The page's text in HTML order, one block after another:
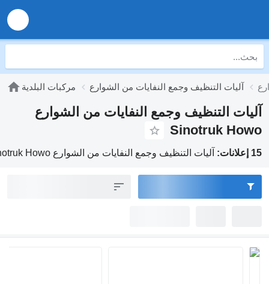
مركبات البلدية آليات التنظيف وجمع النفايات من الشوارع
آليات التنظيف وجمع النفايات من الشوارع
Sinotruk Howo
15 إعلانات: آليات التنظيف وجمع النفايات من الشوارع Sinotruk Howo